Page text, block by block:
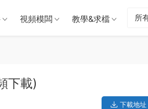
視頻模闆 教學&求檔 所
下載)
下載地址